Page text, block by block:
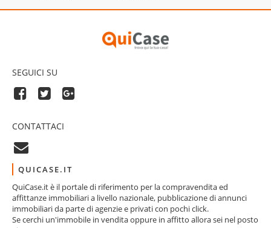
SEGUICI SU
CONTATTACI
QUICASE.IT
QuiCase.it è il portale di riferimento per la compravendita ed
affittanze immobiliari a livello nazionale, pubblicazione di annunci
immobiliari da parte di agenzie e privati con pochi click.
Se cerchi un'immobile in vendita oppure in affitto allora sei nel posto